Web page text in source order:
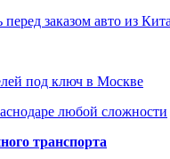
заказом авто из
под ключ в Москве
любой сложности
транспорта